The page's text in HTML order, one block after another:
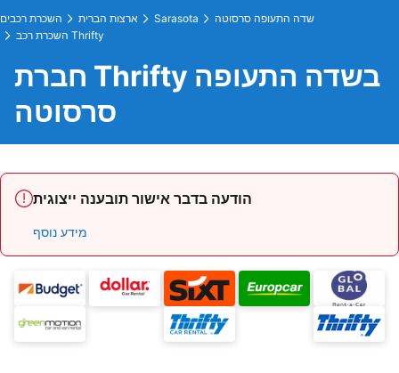
השכרת רכבים ארצות הברית Sarasota
שדה התעופה סרסוטה
השכרת רכב Thrifty
חברת Thrifty בשדה התעופה
סרסוטה
הודעה בדבר אישור תובענה ייצוגית
מידע נוסף